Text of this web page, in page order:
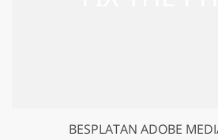
BESPLATAN ADOBE